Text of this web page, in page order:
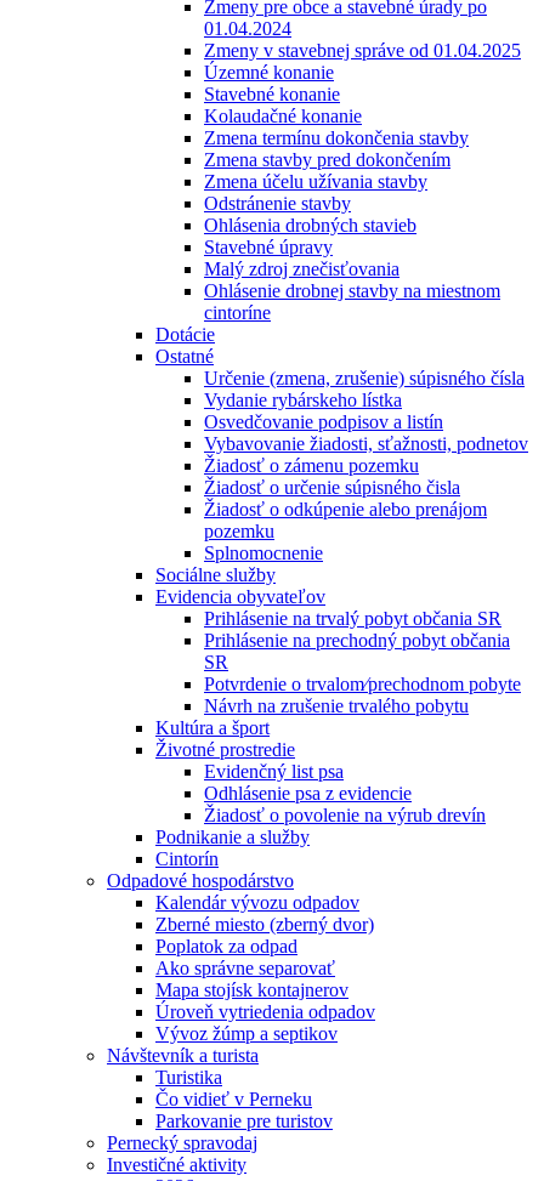
Zmeny pre obce a stavebné úrady po
01.04.2024
Zmeny v stavebnej správe od 01.04.2025
Územné konanie
Stavebné konanie
Kolaudačné konanie
Zmena termínu dokončenia stavby
Zmena stavby pred dokončením
Zmena účelu užívania stavby
Odstránenie stavby
Ohlásenia drobných stavieb
Stavebné úpravy
Malý zdroj znečisťovania
Ohlásenie drobnej stavby na miestnom
cintoríne
Dotácie
Ostatné
Určenie (zmena, zrušenie) súpisného čísla
Vydanie rybárskeho lístka
Osvedčovanie podpisov a listín
Vybavovanie žiadosti, sťažnosti, podnetov
Žiadosť o zámenu pozemku
Žiadosť o určenie súpisného čisla
Žiadosť o odkúpenie alebo prenájom
pozemku
Splnomocnenie
Sociálne služby
Evidencia obyvateľov
Prihlásenie na trvalý pobyt občania SR
Prihlásenie na prechodný pobyt občania
SR
Potvrdenie o trvalom⁄prechodnom pobyte
Návrh na zrušenie trvalého pobytu
Kultúra a šport
Životné prostredie
Evidenčný list psa
Odhlásenie psa z evidencie
Žiadosť o povolenie na výrub drevín
Podnikanie a služby
Cintorín
Odpadové hospodárstvo
Kalendár vývozu odpadov
Zberné miesto (zberný dvor)
Poplatok za odpad
Ako správne separovať
Mapa stojísk kontajnerov
Úroveň vytriedenia odpadov
Vývoz žúmp a septikov
Návštevník a turista
Turistika
Čo vidieť v Perneku
Parkovanie pre turistov
Pernecký spravodaj
Investičné aktivity